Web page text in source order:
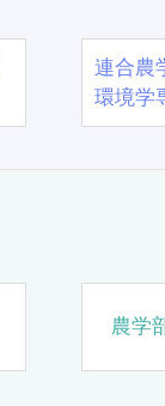
連合農
環境学
農学